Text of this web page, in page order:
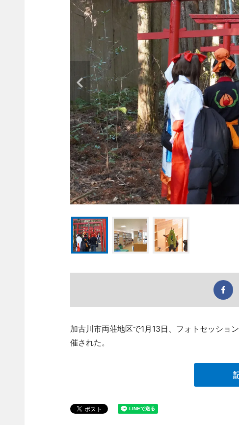
加古川市両荘地区で1月13日、フォトセッショ
催された。